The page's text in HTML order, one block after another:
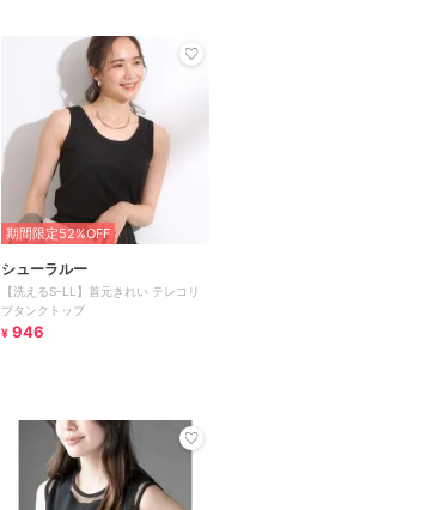
期間限定52%OFF
シューラルー
【洗えるS-LL】首元きれい テレコリ
ブタンクトップ
¥ 946